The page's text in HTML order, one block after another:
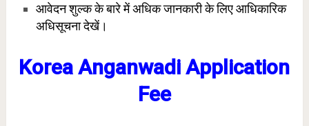
आवेदन शुल्क के बारे में अधिक जानकारी के लिए आधिकारिक
अधिसूचना देखें।
Korea Anganwadi Application
Fee